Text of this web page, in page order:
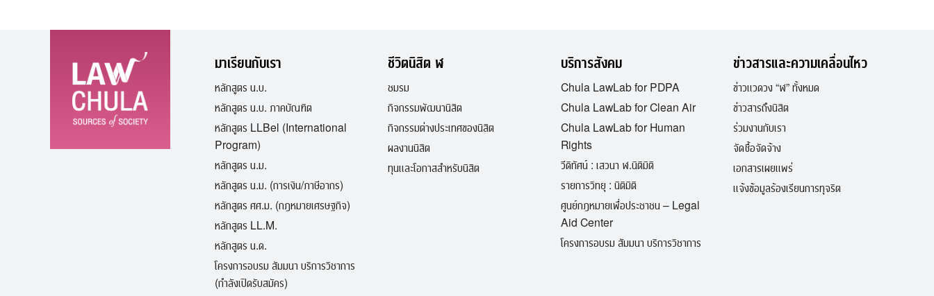
มาเรียนกับเรา
หลักสูตร น.บ.
หลักสูตร น.บ. ภาคบัณฑิต
หลักสูตร LLBel (International
Program)
หลักสูตร น.ม.
หลักสูตร น.ม. (การเงิน/ภาษีอากร)
หลักสูตร ศศ.ม. (กฎหมายเศรษฐกิจ)
หลักสูตร LL.M.
หลักสูตร น.ด.
โครงการอบรม สัมมนา บริการวิชาการ
(กำลังเปิดรับสมัคร)
ชีวิตนิสิต ฬ
ชมรม
กิจกรรมพัฒนานิสิต
กิจกรรมต่างประเทศของนิสิต
ผลงานนิสิต
ทุนและโอกาสสำหรับนิสิต
บริการสังคม
Chula LawLab for PDPA
Chula LawLab for Clean Air
Chula LawLab for Human
Rights
วีดิทัศน์ : เสวนา ฬ.นิติมิติ
รายการวิทยุ : นิติมิติ
ศูนย์กฎหมายเพื่อประชาชน – Legal
Aid Center
โครงการอบรม สัมมนา บริการวิชาการ
ข่าวสารและความเคลื่อนไหว
ข่าวแวดวง “ฬ” ทั้งหมด
ข่าวสารถึงนิสิต
ร่วมงานกับเรา
จัดซื้อจัดจ้าง
เอกสารเผยแพร่
แจ้งข้อมูลร้องเรียนการทุจริต